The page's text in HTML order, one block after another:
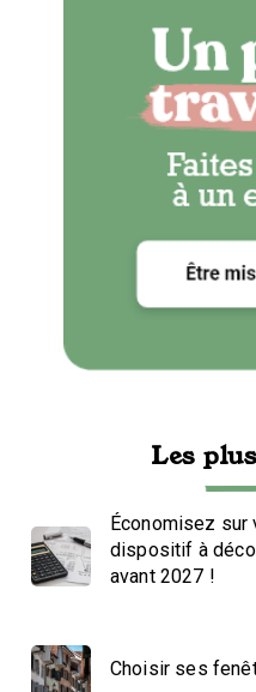
Les
Économisez sur
dispositif à
avant 2027 !
Choisir ses